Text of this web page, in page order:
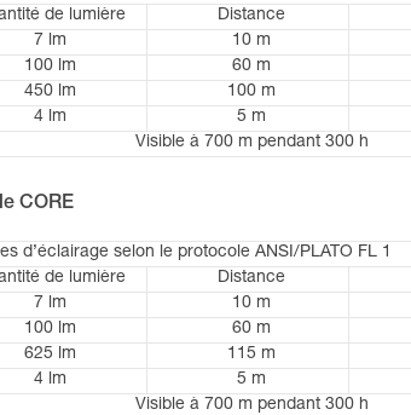
de lumière Distance
7 lm 10 m
100 lm 60 m
450 lm 100 m
4 lm 5 m
Visible à 700 m pendant 300 h
CORE
d’éclairage selon le protocole ANSI/PLATO FL 1
de lumière Distance
7 lm 10 m
100 lm 60 m
625 lm 115 m
4 lm 5 m
Visible à 700 m pendant 300 h